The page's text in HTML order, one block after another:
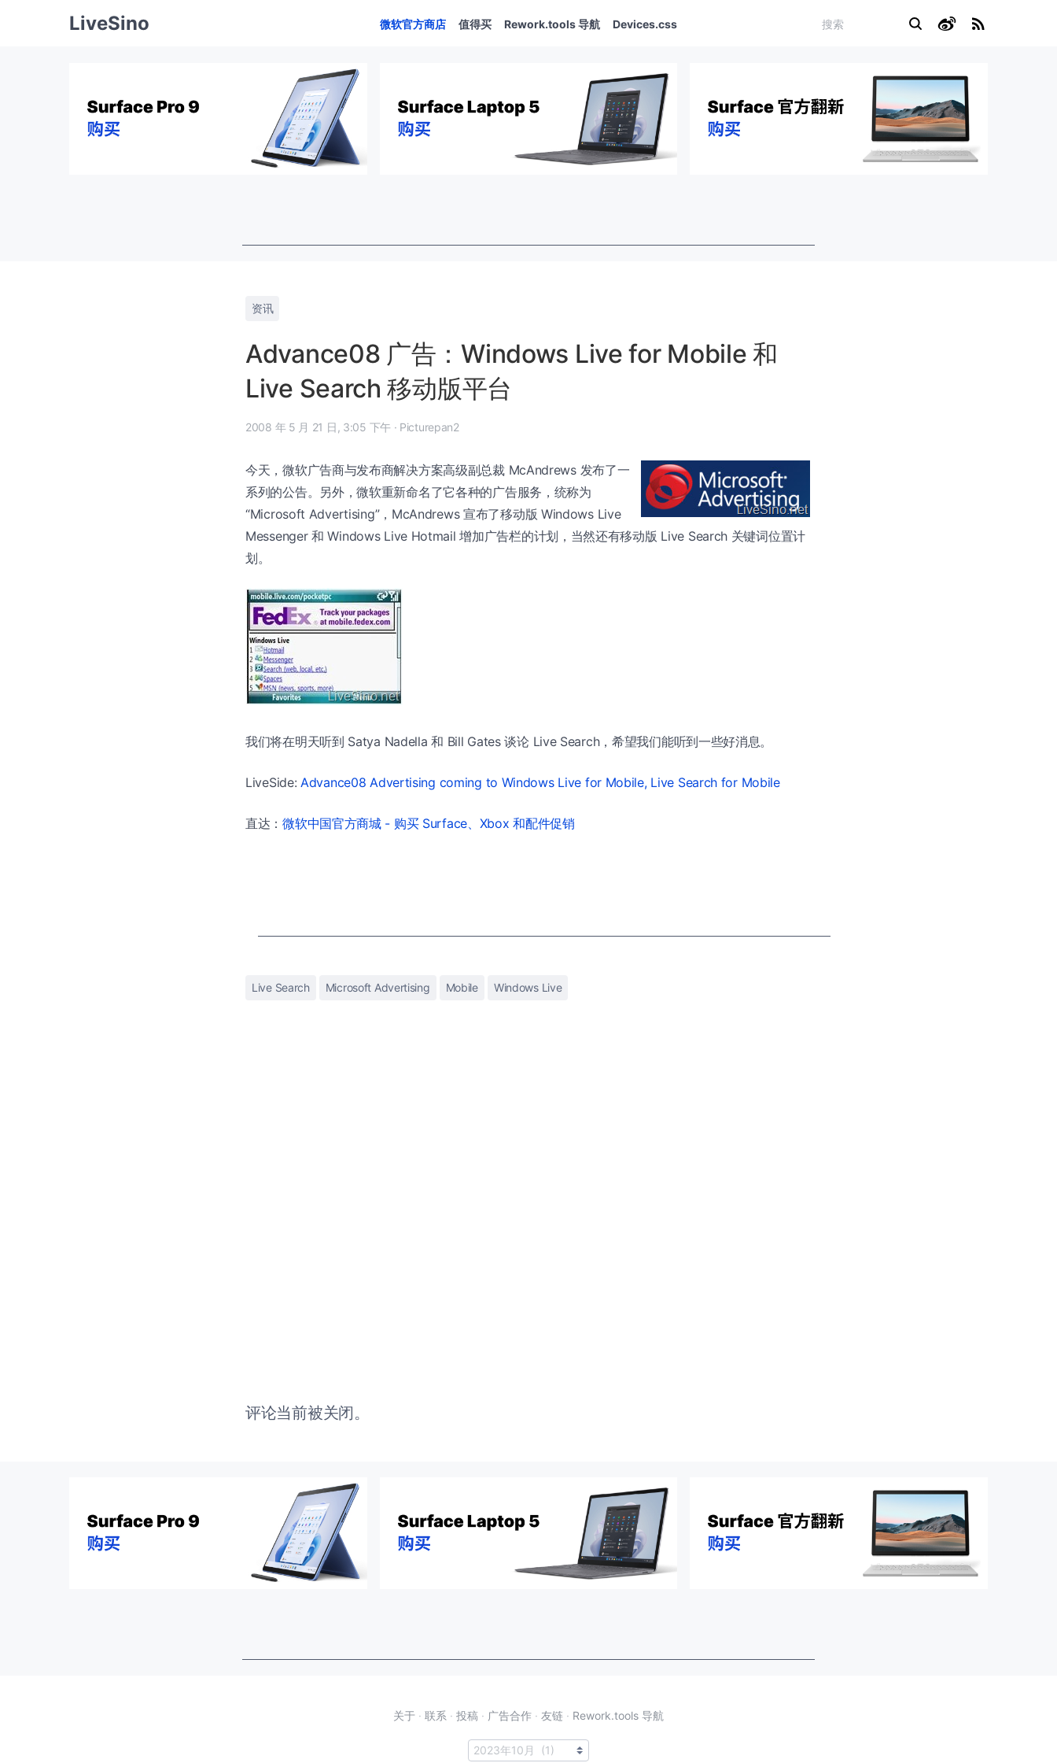
LiveSino 微软官方商店 值得买 Rework.tools 导航 Devices.css
资讯
Advance08 广告：Windows Live for Mobile 和
Live Search 移动版平台
2008 年 5 月 21 日, 3:05 下午 · Picturepan2
今天，微软广告商与发布商解决方案高级副总裁 McAndrews 发布了一
系列的公告。另外，微软重新命名了它各种的广告服务，统称为
“Microsoft Advertising”，McAndrews 宣布了移动版 Windows Live
Messenger 和 Windows Live Hotmail 增加广告栏的计划，当然还有移动版 Live Search 关键词位置计
划。
我们将在明天听到 Satya Nadella 和 Bill Gates 谈论 Live Search，希望我们能听到一些好消息。
LiveSide: Advance08 Advertising coming to Windows Live for Mobile, Live Search for Mobile
直达：微软中国官方商城 - 购买 Surface、Xbox 和配件促销
Live Search Microsoft Advertising Mobile Windows Live
评论当前被关闭。
关于 · 联系 · 投稿 · 广告合作 · 友链 · Rework.tools 导航